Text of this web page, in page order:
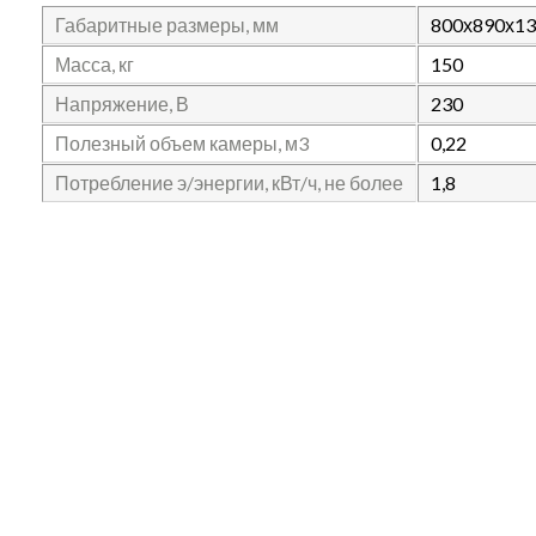
Габаритные размеры, мм
Масса, кг
150
Напряжение, В
230
Полезный объем камеры, м3
0,22
Потребление э/энергии, кВт/ч, не более
1,8